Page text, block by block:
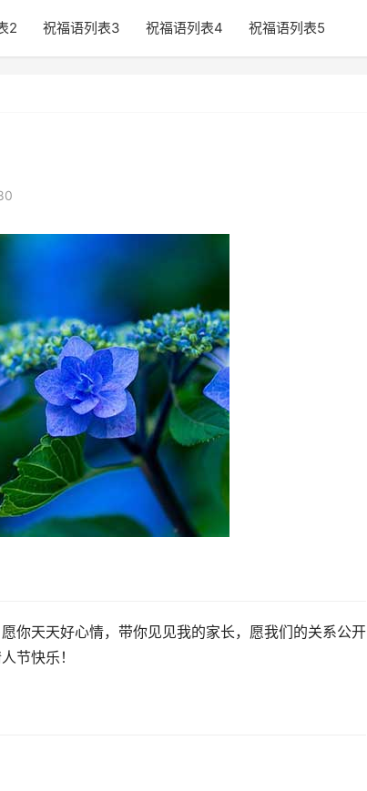
2 祝福语列表3 祝福语列表4 祝福语列表5
你天天好心情，带你见见我的家长，愿我们的关系公开
节快乐！